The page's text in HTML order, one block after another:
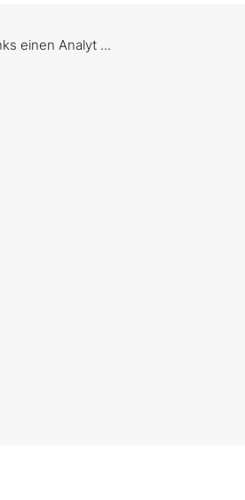
einen Analyt ...